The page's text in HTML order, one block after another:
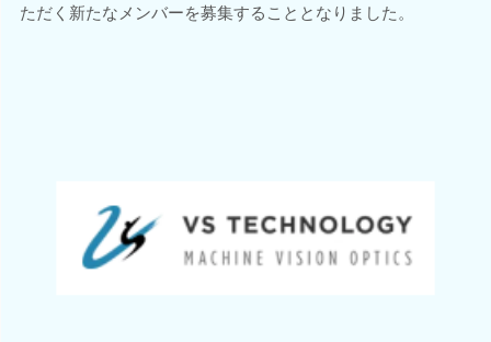
ただく新たなメンバーを募集することとなりました。